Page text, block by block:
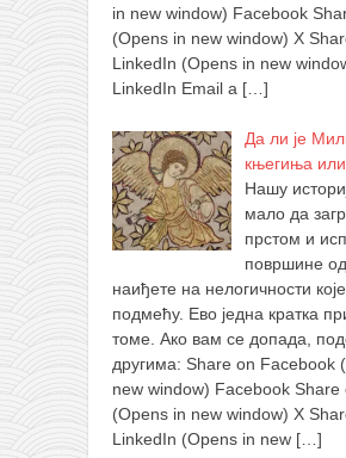
in new window) Facebook
(Opens in new window) X
LinkedIn (Opens in new
LinkedIn Email a […]
Да ли је
књегиња
Нашу
мало да
прстом и
површине
наиђете на нелогичности
подмећу. Ево једна кратка
томе. Ако вам се допада,
другима: Share on Facebook
new window) Facebook Share
(Opens in new window) X
LinkedIn (Opens in new […]